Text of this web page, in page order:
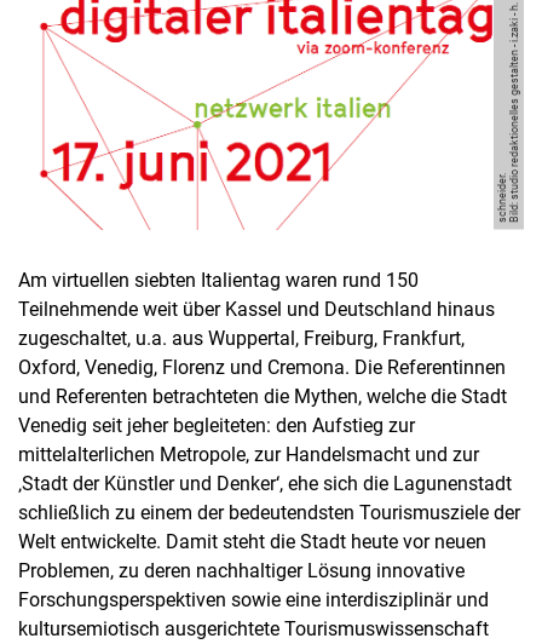
Bil
d:
s
t
u
dio
r
e
d
a
k
ti
o
n
ell
e
s
g
e
s
t
al
t
e
n - i.
z
a
ki -
h.
s
c
h
n
ei
d
er.
Am virtuellen siebten Italientag waren rund 150
Teilnehmende weit über Kassel und Deutschland hinaus
zugeschaltet, u.a. aus Wuppertal, Freiburg, Frankfurt,
Oxford, Venedig, Florenz und Cremona. Die Referentinnen
und Referenten betrachteten die Mythen, welche die Stadt
Venedig seit jeher begleiteten: den Aufstieg zur
mittelalterlichen Metropole, zur Handelsmacht und zur
‚Stadt der Künstler und Denker‘, ehe sich die Lagunenstadt
schließlich zu einem der bedeutendsten Tourismusziele der
Welt entwickelte. Damit steht die Stadt heute vor neuen
Problemen, zu deren nachhaltiger Lösung innovative
Forschungsperspektiven sowie eine interdisziplinär und
kultursemiotisch ausgerichtete Tourismuswissenschaft